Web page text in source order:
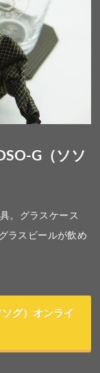
G（ソソ
。グラスケース
ラスビールが飲め
グ）オンライ